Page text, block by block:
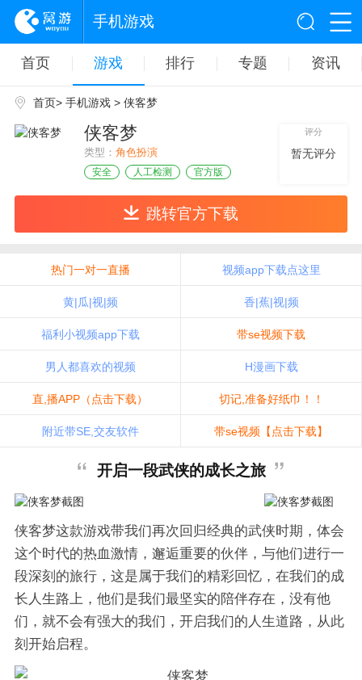
手机游戏
首页 游戏 排行 专题 资讯
首页> 手机游戏> 侠客梦
侠客梦
类型： 角色扮演
安全 人工检测 官方版
评分
暂无评分
跳转官方下载
热门一对一直播 视频app下载点这里
黄|瓜|视|频 香|蕉|视|频
福利小视频app下载 带se视频下载
男人都喜欢的视频 H漫画下载
直,播APP（点击下载） 切记,准备好纸巾！！
附近带SE,交友软件 带se视频【点击下载】
开启一段武侠的成长之旅
侠客梦这款游戏带我们再次回归经典的武侠时期，体会
这个时代的热血激情，邂逅重要的伙伴，与他们进行一
段深刻的旅行，这是属于我们的精彩回忆，在我们的成
长人生路上，他们是我们最坚实的陪伴存在，没有他
们，就不会有强大的我们，开启我们的人生道路，从此
刻开始启程。